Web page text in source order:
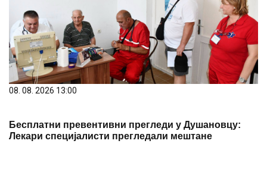
08. 08. 2026 13:00
Бесплатни превентивни прегледи у Душановцу:
Лекари специјалисти прегледали мештане